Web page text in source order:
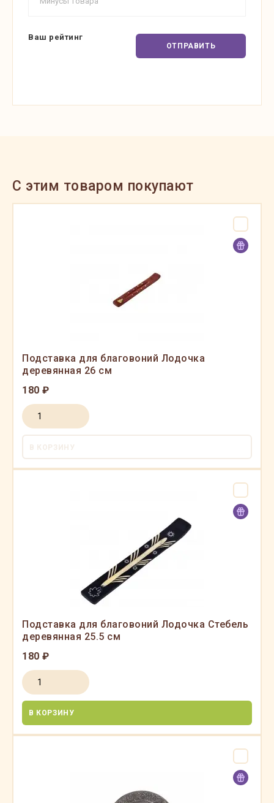
Ваш рейтинг
ОТПРАВИТЬ
C этим товаром покупают
Подставка для благовоний Лодочка
деревянная 26 см
180 ₽
В КОРЗИНУ
Подставка для благовоний Лодочка Стебель
деревянная 25.5 см
180 ₽
В КОРЗИНУ